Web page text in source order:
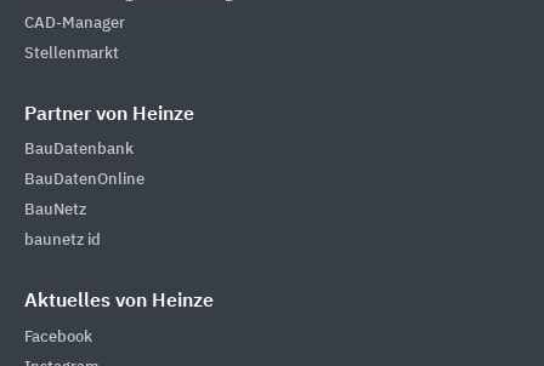
CAD-Manager
Stellenmarkt
Partner von Heinze
BauDatenbank
BauDatenOnline
BauNetz
baunetz id
Aktuelles von Heinze
Facebook